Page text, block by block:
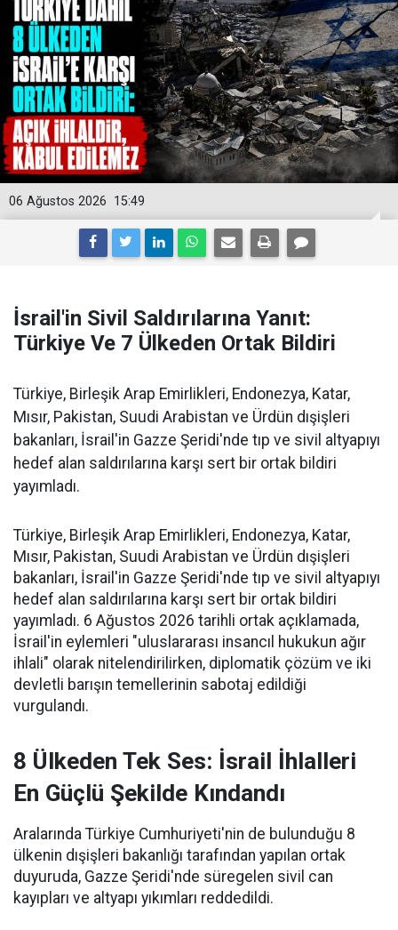
15:49
06 Ağustos 2026
İsrail'in Sivil Saldırılarına Yanıt:
Türkiye Ve 7 Ülkeden Ortak Bildiri
Türkiye, Birleşik Arap Emirlikleri, Endonezya, Katar,
Mısır, Pakistan, Suudi Arabistan ve Ürdün dışişleri
bakanları, İsrail'in Gazze Şeridi'nde tıp ve sivil altyapıyı
hedef alan saldırılarına karşı sert bir ortak bildiri
yayımladı.
Türkiye, Birleşik Arap Emirlikleri, Endonezya, Katar,
Mısır, Pakistan, Suudi Arabistan ve Ürdün dışişleri
bakanları, İsrail'in Gazze Şeridi'nde tıp ve sivil altyapıyı
hedef alan saldırılarına karşı sert bir ortak bildiri
yayımladı. 6 Ağustos 2026 tarihli ortak açıklamada,
İsrail'in eylemleri "uluslararası insancıl hukukun ağır
ihlali" olarak nitelendirilirken, diplomatik çözüm ve iki
devletli barışın temellerinin sabotaj edildiği
vurgulandı.
8 Ülkeden Tek Ses: İsrail İhlalleri
En Güçlü Şekilde Kındandı
Aralarında Türkiye Cumhuriyeti'nin de bulunduğu 8
ülkenin dışişleri bakanlığı tarafından yapılan ortak
duyuruda, Gazze Şeridi'nde süregelen sivil can
kayıpları ve altyapı yıkımları reddedildi.